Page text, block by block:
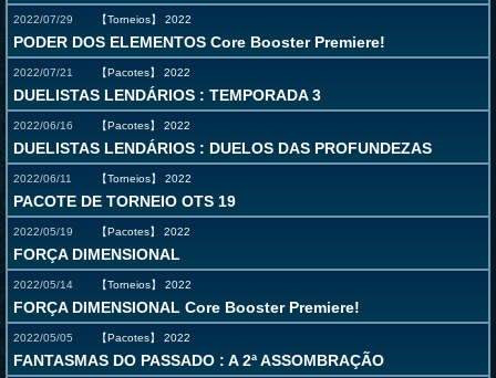
2022/07/29 【Torneios】 2022
PODER DOS ELEMENTOS Core Booster Premiere!
2022/07/21 【Pacotes】 2022
DUELISTAS LENDÁRIOS : TEMPORADA 3
2022/06/16 【Pacotes】 2022
DUELISTAS LENDÁRIOS : DUELOS DAS PROFUNDEZAS
2022/06/11 【Torneios】 2022
PACOTE DE TORNEIO OTS 19
2022/05/19 【Pacotes】 2022
FORÇA DIMENSIONAL
2022/05/14 【Torneios】 2022
FORÇA DIMENSIONAL Core Booster Premiere!
2022/05/05 【Pacotes】 2022
FANTASMAS DO PASSADO : A 2ª ASSOMBRAÇÃO